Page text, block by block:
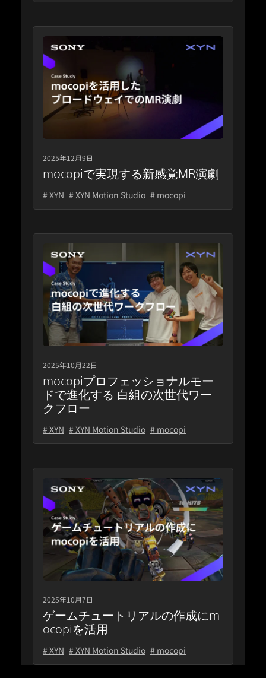
2025年12月9日
mocopiで実現する新感覚MR演劇
# XYN # XYN Motion Studio # mocopi
2025年10月22日
mocopiプロフェッショナルモー
ドで進化する 白組の次世代ワー
クフロー
# XYN # XYN Motion Studio # mocopi
2025年10月7日
ゲームチュートリアルの作成にm
ocopiを活用
# XYN # XYN Motion Studio # mocopi